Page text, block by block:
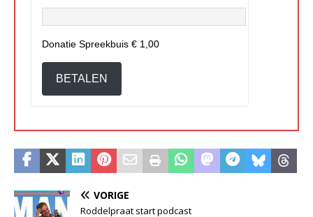
Donatie Spreekbuis € 1,00
BETALEN
VORIGE
Roddelpraat start podcast